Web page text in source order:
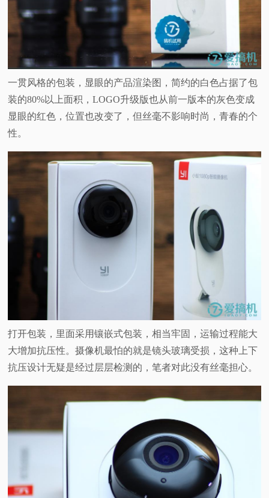
一贯风格的包装，显眼的产品渲染图，简约的白色占据了包
装的80%以上面积，LOGO升级版也从前一版本的灰色变成
显眼的红色，位置也改变了，但丝毫不影响时尚，青春的个
性。
打开包装，里面采用镶嵌式包装，相当牢固，运输过程能大
大增加抗压性。摄像机最怕的就是镜头玻璃受损，这种上下
抗压设计无疑是经过层层检测的，笔者对此没有丝毫担心。